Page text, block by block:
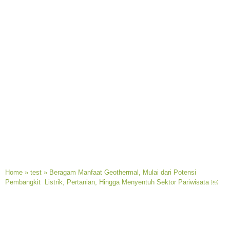
Home » test » Beragam Manfaat Geothermal, Mulai dari Potensi
Pembangkit Listrik, Pertanian, Hingga Menyentuh Sektor Pariwisata ￼